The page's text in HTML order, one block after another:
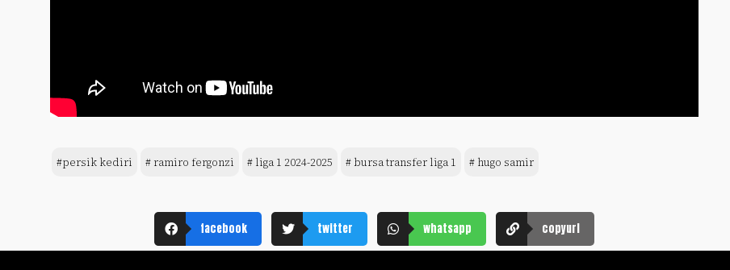
#persik kediri # ramiro fergonzi # liga 1 2024-2025 # bursa transfer liga 1 # hugo samir
facebook twitter whatsapp copyurl